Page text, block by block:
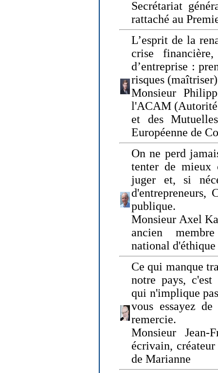
Secrétariat
rattaché au
L’esprit de la
crise
d’entreprise :
risques
Monsieur
l'ACAM (Autorité
et des
Européenne de
On ne perd
tenter de mieux
juger et, si
d'entrepreneurs,
publique.
Monsieur Axel
ancien
national d'éthique
Ce qui manque
notre pays,
qui n'implique
vous essayez
remercie.
Monsieur Jean-
écrivain,
de Marianne